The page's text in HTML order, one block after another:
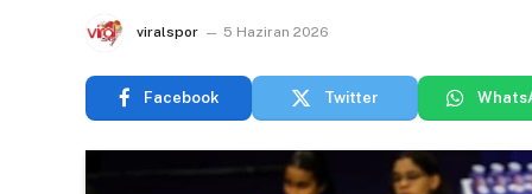
viralspor 5 Haziran 2026
Facebook Twitter